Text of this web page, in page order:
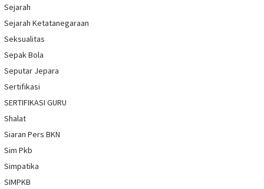
Sejarah
Sejarah Ketatanegaraan
Seksualitas
Sepak Bola
Seputar Jepara
Sertifikasi
SERTIFIKASI GURU
Shalat
Siaran Pers BKN
Sim Pkb
Simpatika
SIMPKB